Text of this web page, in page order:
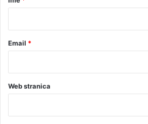
Email *
Web stranica